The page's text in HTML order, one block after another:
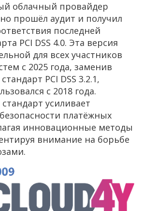
облачный провайдер
прошёл аудит и получил
последней
PCI DSS 4.0. Эта версия
для всех участников
с 2025 года, заменив
PCI DSS 3.2.1,
с 2018 года.
усиливает
платёжных
инновационные методы
внимание на борьбе